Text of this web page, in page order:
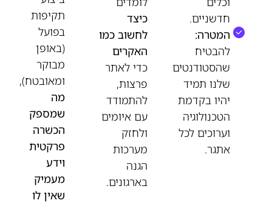
חדשניים.
המטרה:
להבטיח
שהסטודנטים
שלנו תמיד
יהיו בקדמת
הטכנולוגיה
וערוכים לכל
אתגר.
כיצד
לחשוב כמו
האקרים
כדי לאתר
פרצות,
להתמודד
עם איומים
ולחזק
מערכות
הגנה
בארגונים.
תקיפות
בפועל
(באופן
מבוקר
ומאובטח),
מה
שמספק
הכשרה
פרקטית
וידע
מעמיק
שאין לו